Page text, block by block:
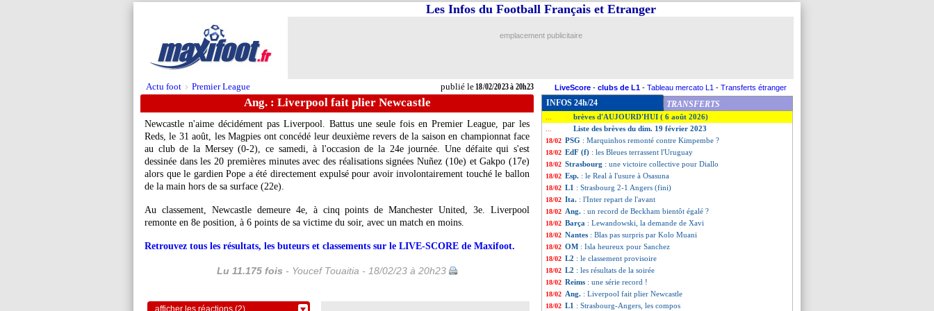
Actu foot > Premier League publié le18/02/2023 à 20h23
Les Infos du Football Français et Etranger
emplacement publicitaire
LiveScore - clubs de L1 - Tableau mercato L1 - Transferts étranger
Ang. : Liverpool fait plier Newcastle
Newcastle n'aime décidément pas Liverpool. Battus une seule fois en Premier League, par les
Reds, le 31 août, les Magpies ont concédé leur deuxième revers de la saison en championnat face
au club de la Mersey (0-2), ce samedi, à l'occasion de la 24e journée. Une défaite qui s'est
dessinée dans les 20 premières minutes avec des réalisations signées Nuñez (10e) et Gakpo (17e)
alors que le gardien Pope a été directement expulsé pour avoir involontairement touché le ballon
de la main hors de sa surface (22e).
Au classement, Newcastle demeure 4e, à cinq points de Manchester United, 3e. Liverpool
remonte en 8e position, à 6 points de sa victime du soir, avec un match en moins.
Retrouvez tous les résultats, les buteurs et classements sur le LIVE-SCORE de Maxifoot.
Lu 11.175 fois - Youcef Touaitia - 18/02/23 à 20h23
afficher les réactions (2)
INFOS 24h/24 TRANSFERTS
brèves d'AUJOURD'HUI ( 6 août 2026)
Liste des brèves du dim. 19 février 2023
18/02 PSG : Marquinhos remonté contre Kimpembe ?
18/02 EdF (f) : les Bleues terrassent l'Uruguay
18/02 Strasbourg : une victoire collective pour Diallo
18/02 Esp. : le Real à l'usure à Osasuna
18/02 L1 : Strasbourg 2-1 Angers (fini)
18/02 Ita. : l'Inter repart de l'avant
18/02 Ang. : un record de Beckham bientôt égalé ?
18/02 Barça : Lewandowski, la demande de Xavi
18/02 Nantes : Blas pas surpris par Kolo Muani
18/02 OM : Isla heureux pour Sanchez
18/02 L2 : le classement provisoire
18/02 L2 : les résultats de la soirée
18/02 Reims : une série record !
18/02 Ang. : Liverpool fait plier Newcastle
18/02 L1 : Strasbourg-Angers, les compos